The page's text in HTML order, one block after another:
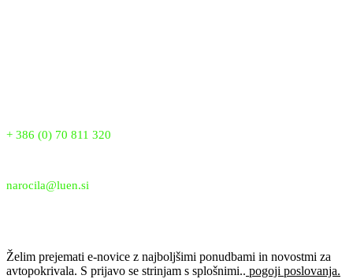
+ 386 (0) 70 811 320
narocila@luen.si
Želim prejemati e-novice z najboljšimi ponudbami in novostmi za
avtopokrivala. S prijavo se strinjam s splošnimi.. pogoji poslovanja.